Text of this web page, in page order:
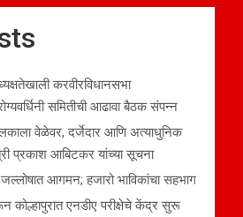
करवीरविधानसभा
समितीची आढावा बैठक संपन्न
वेळेवर, दर्जेदार आणि अत्याधुनिक
प्रकाश आबिटकर यांच्या सूचना
आगमन; हजारो भाविकांचा सहभाग
करून कोल्हापुरात एनडीए परीक्षेचे केंद्र सुरू